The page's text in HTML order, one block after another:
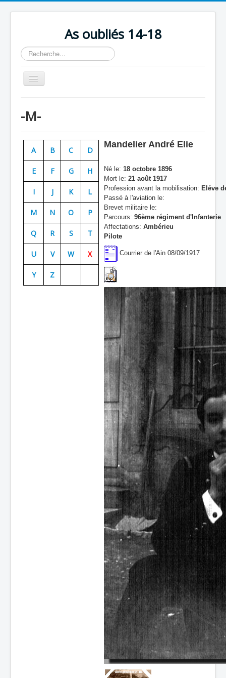
As oubliés 14-18
Rechercher
Basculer
la
Chronologie
Escadrilles
Organisation
Avions
Personnels
Doctrines
Batailles
Les As
Cahiers des As
-M-
A B C D
E F G H
I J K L
M N O P
Q R S T
U V W X
Y Z
Mandelier André Elie
Né le: 18 octobre 1896
Mort le: 21 août 1917
Profession avant la mobilisation: Eléve
Passé à l'aviation le:
Brevet militaire le:
Parcours: 96ème régiment d'Infanterie
Affectations: Ambérieu
Pilote
Courrier de l'Ain 08/09/1917